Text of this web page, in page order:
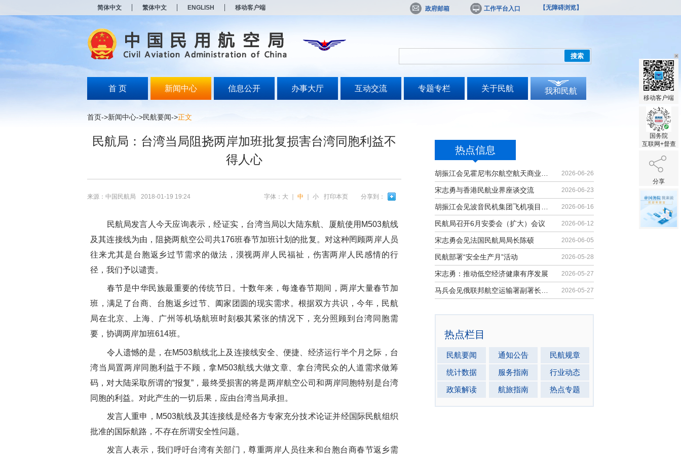
简体中文 繁体中文 ENGLISH 移动客户端 政府邮箱 工作平台入口 【无障碍浏览】
搜索
首 页 新闻中心 信息公开 办事大厅 互动交流 专题专栏 关于民航 我和民航
首页->新闻中心->民航要闻->正文
热点信息
2026-06-26
宋志勇与香港民航业界座谈交流 2026-06-23
2026-06-16
民航局召开6月安委会（扩大）会议 2026-06-12
宋志勇会见法国民航局局长陈硕 2026-06-05
民航部署“安全生产月”活动 2026-05-28
宋志勇：推动低空经济健康有序发展 2026-05-27
2026-05-27
热点栏目
民航要闻 通知公告
民航规章
统计数据
服务指南
行业动态
政策解读
航旅指南 热点专题
民航局：台湾当局阻挠两岸加班批复损害台湾同胞利益不
得人心
来源：中国民航局 2018-01-19 19:24 分享到：
打印本页
字体： 大 中 小
民航局发言人今天应询表示，经证实，台湾当局以大陆东航、厦航使用M503航线
及其连接线为由，阻挠两航空公司共176班春节加班计划的批复。对这种罔顾两岸人员
往来尤其是台胞返乡过节需求的做法，漠视两岸人民福祉，伤害两岸人民感情的行
径，我们予以谴责。
春节是中华民族最重要的传统节日。十数年来，每逢春节期间，两岸大量春节加
班，满足了台商、台胞返乡过节、阖家团圆的现实需求。根据双方共识，今年，民航
局在北京、上海、广州等机场航班时刻极其紧张的情况下，充分照顾到台湾同胞需
要，协调两岸加班614班。
令人遗憾的是，在M503航线北上及连接线安全、便捷、经济运行半个月之际，台
湾当局置两岸同胞利益于不顾，拿M503航线大做文章、拿台湾民众的人道需求做筹
码，对大陆采取所谓的“报复”，最终受损害的将是两岸航空公司和两岸同胞特别是台湾
同胞的利益。对此产生的一切后果，应由台湾当局承担。
发言人重申，M503航线及其连接线是经各方专家充分技术论证并经国际民航组织
批准的国际航路，不存在所谓安全性问题。
发言人表示，我们呼吁台湾有关部门，尊重两岸人员往来和台胞台商春节返乡需
移动客户端
国务院
互联网+督查
分享
打
无
障